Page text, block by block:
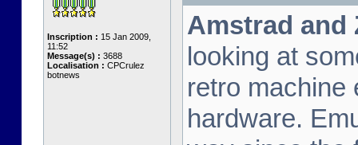
Inscription : 15 Jan 2009,
11:52
Message(s) : 3688
Localisation : CPCrulez
botnews
Amstrad and
looking at
retro machine
hardware.